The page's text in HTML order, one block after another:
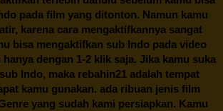
pada film yang ditonton. Namun kamu
karena cara mengaktifkannya sangat
bisa mengaktifkan sub Indo pada video
dengan 1-2 klik saja. Jika kamu suka
Indo, maka rebahin21 adalah tempat
kamu gunakan. ada ribuan jenis film
yang sudah kami persiapkan. Kamu